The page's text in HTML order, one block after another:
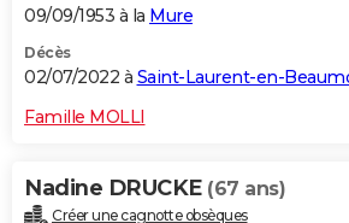
09/09/1953 à la Mure
Décès
02/07/2022 à Saint-Laurent-en-
Famille MOLLI
Nadine DRUCKE (67 ans)
Créer une cagnotte obsèques